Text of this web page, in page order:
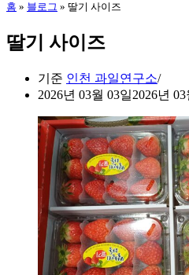
홈 » 블로그 » 딸기 사이즈
딸기 사이즈
기준 인천 과일연구소
2026년 03월 03일2026년